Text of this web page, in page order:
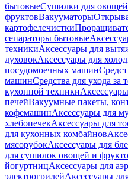
бытовыеСушилки для
фруктовВакууматоры
картофелечистки
сепараторы бытовые
техникиАксессуары для
духовокАксессуары для
посудомоечных машин
машинСредства для ухода за
кухонной техники
печейВакуумные пакеты,
кофемашинАксессуары для
хлебопечекАксессуары для
для кухонных комбайнов
мясорубокАксессуары для
для сушилок овощей и
йогуртницАксессуары для
электрогрилейАксессуары